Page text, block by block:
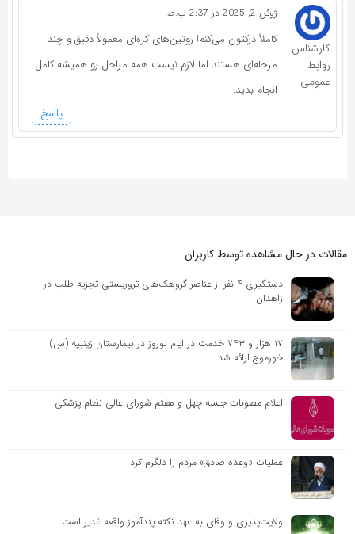
کارشناس
روابط
عمومی
ژوئن 2, 2025 در 2:37 ب.ظ
کاملاً درکتون می‌کنم! روتین‌های کره‌ای معمولاً دقیق و چند
مرحله‌ای هستند اما لازم نیست همه مراحل رو همیشه کامل
انجام بدید.
پاسخ
مقالات در حال مشاهده توسط کاربران
دستگیری ۴ نفر از عناصر گروهک‌های تروریستی تجزیه طلب در
زاهدان
۱۷ هزار و ۷۴۳ خدمت در ایام نوروز در بیمارستان زینبیه (س)
خورموج ارائه شد
اعلام مصوبات جلسه چهل و هفتم شورای عالی نظام پزشکی
عملیات «وعده صادق» مردم را دلگرم کرد
ولایت‌پذیری و وفای به عهد نکته پندآموز واقعه غدیر است